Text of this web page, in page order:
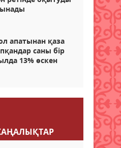
апатынан қаза
саны бір
13% өскен